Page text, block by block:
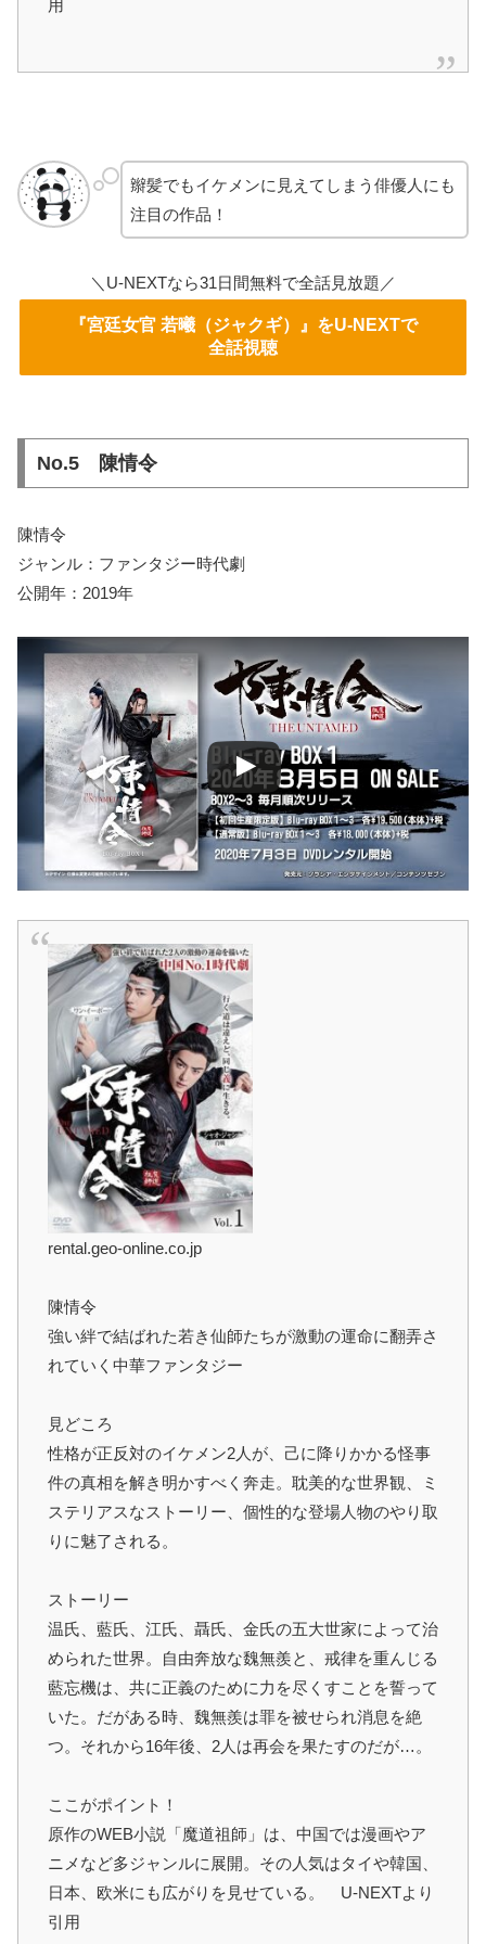
用
辮髪でもイケメンに見えてしまう俳優人にも
注目の作品！
＼U-NEXTなら31日間無料で全話見放題／
『宮廷女官 若曦（ジャクギ）』をU-NEXTで
全話視聴
No.5 陳情令
陳情令
ジャンル：ファンタジー時代劇
公開年：2019年
rental.geo-online.co.jp
陳情令
強い絆で結ばれた若き仙師たちが激動の運命に翻弄さ
れていく中華ファンタジー
見どころ
性格が正反対のイケメン2人が、己に降りかかる怪事
件の真相を解き明かすべく奔走。耽美的な世界観、ミ
ステリアスなストーリー、個性的な登場人物のやり取
りに魅了される。
ストーリー
温氏、藍氏、江氏、聶氏、金氏の五大世家によって治
められた世界。自由奔放な魏無羨と、戒律を重んじる
藍忘機は、共に正義のために力を尽くすことを誓って
いた。だがある時、魏無羨は罪を被せられ消息を絶
つ。それから16年後、2人は再会を果たすのだが…。
ここがポイント！
原作のWEB小説「魔道祖師」は、中国では漫画やア
ニメなど多ジャンルに展開。その人気はタイや韓国、
日本、欧米にも広がりを見せている。 U-NEXTより
引用